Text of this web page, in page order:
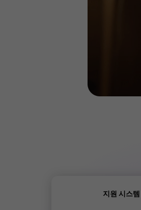
지원 시스템